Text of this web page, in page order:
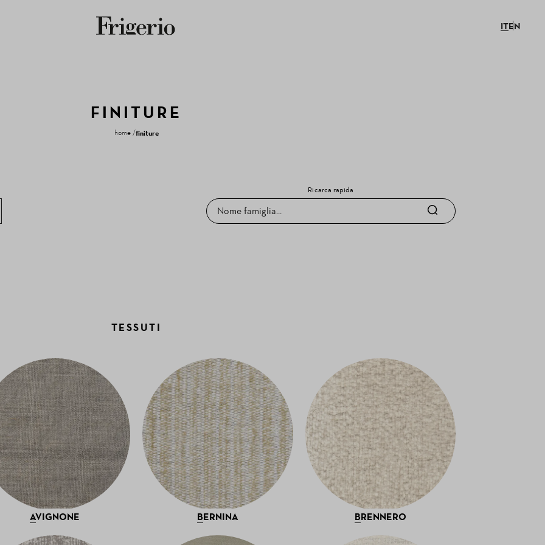
ITEN
FINITURE
home finiture
Ricarca rapida
TESSUTI
AVIGNONE BERNINA BRENNERO